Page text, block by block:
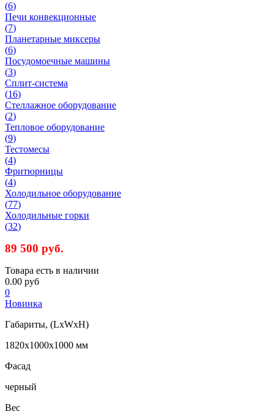
(6)
Печи конвекционные
(7)
Планетарные миксеры
(6)
Посудомоечные машины
(3)
Сплит-система
(16)
Стеллажное оборудование
(2)
Тепловое оборудование
(9)
Тестомесы
(4)
Фритюрницы
(4)
Холодильное оборудование
(77)
Холодильные горки
(32)
89 500 руб.
Товара есть в наличии
0.00 руб
0
Новинка
Габариты, (LxWxH)
1820х1000х1000 мм
Фасад
черный
Вес